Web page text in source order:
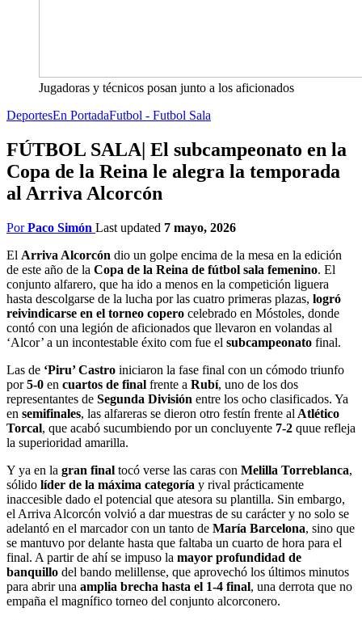
Jugadoras y técnicos posan junto a los aficionados
DeportesEn PortadaFutbol - Futbol Sala
FÚTBOL SALA| El subcampeonato en la
Copa de la Reina le alegra la temporada
al Arriva Alcorcón
PorPaco Simón Last updated 7 mayo, 2026
El Arriva Alcorcón dio un golpe encima de la mesa en la edición
de este año de la Copa de la Reina de fútbol sala femenino. El
conjunto alfarero, que ha ido a menos en la competición liguera
hasta descolgarse de la lucha por las cuatro primeras plazas, logró
reivindicarse en el torneo copero celebrado en Móstoles, donde
contó con una legión de aficionados que llevaron en volandas al
‘Alcor’ a un incontestable éxito com fue el subcampeonato final.
Las de ‘Piru’ Castro iniciaron la fase final con un cómodo triunfo
por5-0 en cuartos de final frente a Rubí, uno de los dos
representantes de Segunda División entre los ocho clasificados. Ya
en semifinales, las alfareras se dieron otro festín frente al Atlético
Torcal, que acabó sucumbiendo por un concluyente 7-2 quue refleja
la superioridad amarilla.
Y ya en la gran final tocó verse las caras con Melilla Torreblanca,
sólido líder de la máxima categoría y rival prácticamente
inaccesible dado el potencial que atesora su plantilla. Sin embargo,
el Arriva Alcorcón volvió a dar muestras de su carácter y no solo se
adelantó en el marcador con un tanto de María Barcelona, sino que
se mantuvo por delante hasta que faltaba un cuarto de hora para el
final. A partir de ahí se impuso la mayor profundidad de
banquillo del bando melillense, que aprovechó los últimos minutos
para abrir una amplia brecha hasta el 1-4 final, una derrota que no
empaña el magnífico torneo del conjunto alcorconero.